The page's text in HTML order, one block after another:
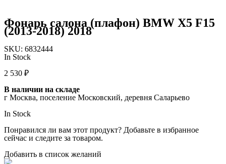
Фонарь салона (плафон) BMW X5 F15
(2013-2018) 2018
SKU: 6832444
In Stock
2 530 ₽
В наличии на складе
г Москва, поселение Московский, деревня Саларьево
In Stock
Понравился ли вам этот продукт? Добавьте в избранное
сейчас и следите за товаром.
Добавить в список желаний